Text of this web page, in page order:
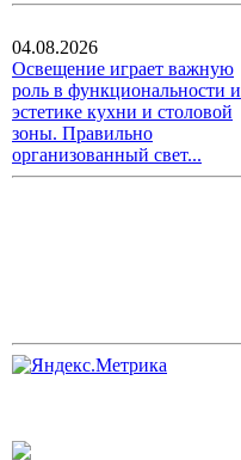
04.08.2026
Освещение играет важную
роль в функциональности и
эстетике кухни и столовой
зоны. Правильно
организованный свет...